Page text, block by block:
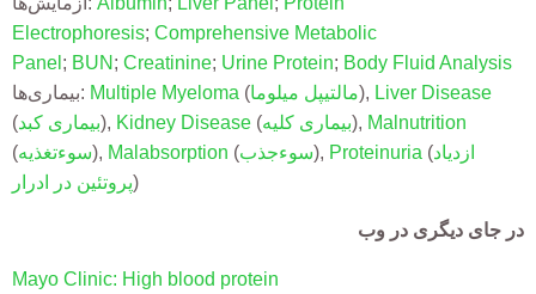
Electrophoresis; Comprehensive Metabolic
Panel ; BUN ; Creatinine; Urine Protein; Body Fluid Analysis
بیماری‌ها: Multiple Myeloma (مالتیپل میلوما), Liver Disease
(بیماری کبد), Kidney Disease (بیماری کلیه), Malnutrition
(سوءتغذیه), Malabsorption (سوءجذب), Proteinuria (ازدیاد
پروتئین در ادرار)
در جای دیگری در وب
Mayo Clinic: High blood protein